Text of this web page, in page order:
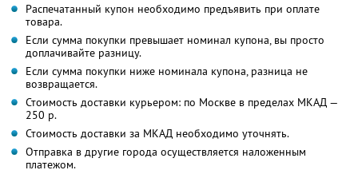
Распечатанный купон необходимо предъявить при оплате
товара.
Если сумма покупки превышает номинал купона, вы просто
доплачивайте разницу.
Если сумма покупки ниже номинала купона, разница не
возвращается.
Стоимость доставки курьером: по Москве в пределах МКАД —
250 р.
Стоимость доставки за МКАД необходимо уточнять.
Отправка в другие города осуществляется наложенным
платежом.